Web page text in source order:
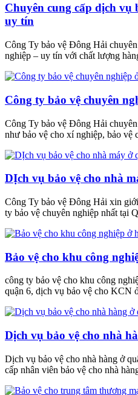
Chuyên cung cấp dịch vụ
uy tín
Công Ty bảo vệ Đông Hải
nghiệp – uy tín với chất lượng
Công ty bảo vệ chuyên
Công Ty bảo vệ Đông Hải
như bảo vệ cho xí nghiệp, bảo vệ
DỊch vụ bảo vệ cho nhà
Công Ty bảo vệ Đông Hải xin
ty bảo vệ chuyên nghiệp nhất tại
Bảo vệ cho khu công
công ty bảo vệ cho khu công
quận 6, dịch vụ bảo vệ cho KCN
Dịch vụ bảo vệ cho nhà
Dịch vụ bảo vệ cho nhà hàng ở
cấp nhân viên bảo vệ cho nhà